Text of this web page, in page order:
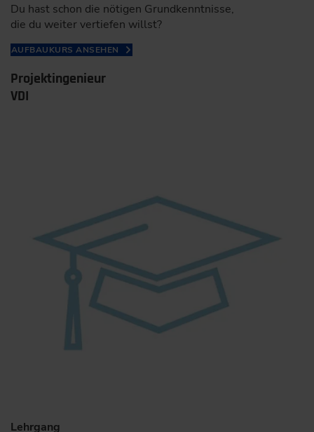
Du hast schon die nötigen Grundkenntnisse,
die du weiter vertiefen willst?
AUFBAUKURS ANSEHEN
Projektingenieur
VDI
Lehrgang